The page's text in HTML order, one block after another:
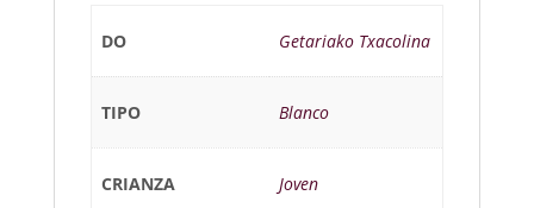
DO Getariako Txacolina
TIPO Blanco
CRIANZA Joven